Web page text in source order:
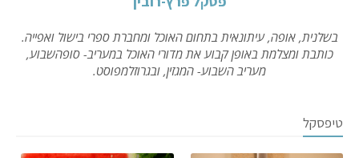
בשלנית, אופה, עיתונאית בתחום האוכל ומחברת ספרי בישול ואפייה.
כותבת ומצלמת באופן קבוע את מדורי האוכל במעריב- סופהשבוע,
מעריב השבוע- המגזין, ובגרוזלמפוסט.
טיפסקל